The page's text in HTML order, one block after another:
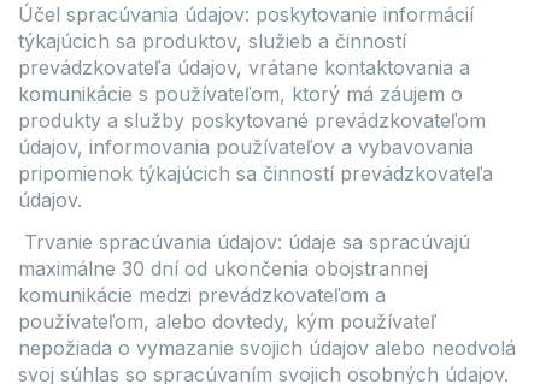
Účel spracúvania údajov: poskytovanie informácií
týkajúcich sa produktov, služieb a činností
prevádzkovateľa údajov, vrátane kontaktovania a
komunikácie s používateľom, ktorý má záujem o
produkty a služby poskytované prevádzkovateľom
údajov, informovania používateľov a vybavovania
pripomienok týkajúcich sa činností prevádzkovateľa
údajov.
Trvanie spracúvania údajov: údaje sa spracúvajú
maximálne 30 dní od ukončenia obojstrannej
komunikácie medzi prevádzkovateľom a
používateľom, alebo dovtedy, kým používateľ
nepožiada o vymazanie svojich údajov alebo neodvolá
svoj súhlas so spracúvaním svojich osobných údajov.